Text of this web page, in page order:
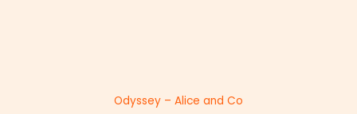
Odyssey – Alice and Co